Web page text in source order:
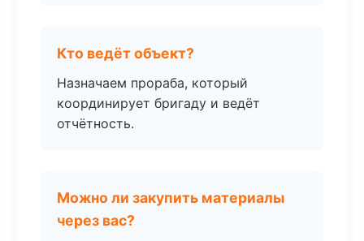
Кто ведёт объект?
Назначаем прораба, который
координирует бригаду и ведёт
отчётность.
Можно ли закупить материалы
через вас?